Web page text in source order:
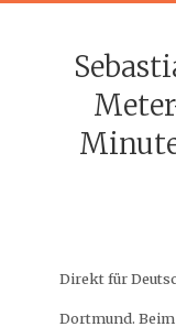
Direkt für
Dortmund.